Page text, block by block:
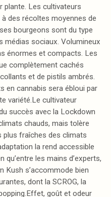
plante. Les cultivateurs
à des récoltes moyennes de
bourgeons sont du type
médias sociaux. Volumineux
énormes et compacts. Les
complètement cachés
et de pistils ambrés.
en cannabis sera ébloui par
variété.Le cultivateur
succès avec la Lockdown
chauds, mais tolère
plus fraîches des climats
la rend accessible
qu’entre les mains d’experts,
Kush s’accommode bien
dont la SCROG, la
goût et odeur